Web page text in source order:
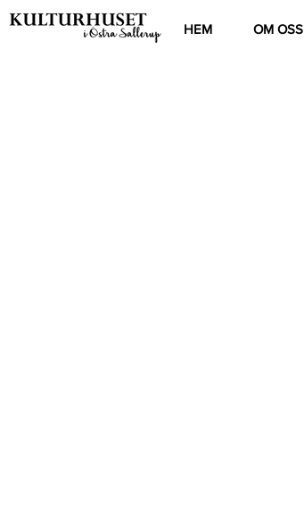
HEM OM OSS